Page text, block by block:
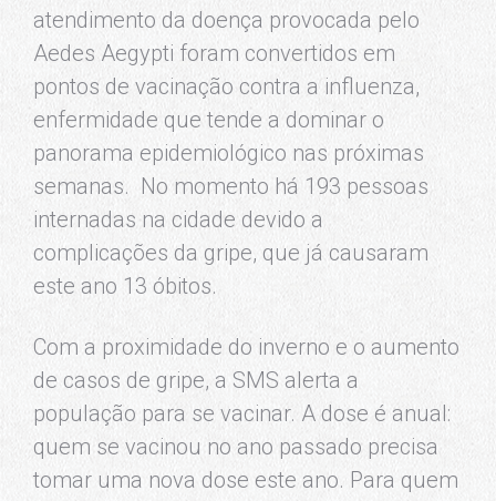
atendimento da doença provocada pelo
Aedes Aegypti foram convertidos em
pontos de vacinação contra a influenza,
enfermidade que tende a dominar o
panorama epidemiológico nas próximas
semanas. No momento há 193 pessoas
internadas na cidade devido a
complicações da gripe, que já causaram
este ano 13 óbitos.
Com a proximidade do inverno e o aumento
de casos de gripe, a SMS alerta a
população para se vacinar. A dose é anual:
quem se vacinou no ano passado precisa
tomar uma nova dose este ano. Para quem